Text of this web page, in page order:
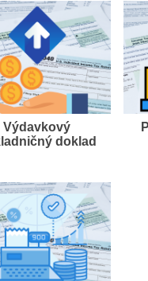
Výdavkový
doklad